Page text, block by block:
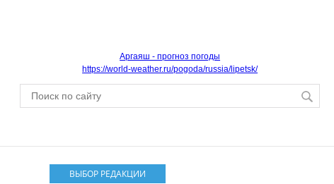
Аргаяш - прогноз погоды
https://world-weather.ru/pogoda/russia/lipetsk/
ВЫБОР РЕДАКЦИИ